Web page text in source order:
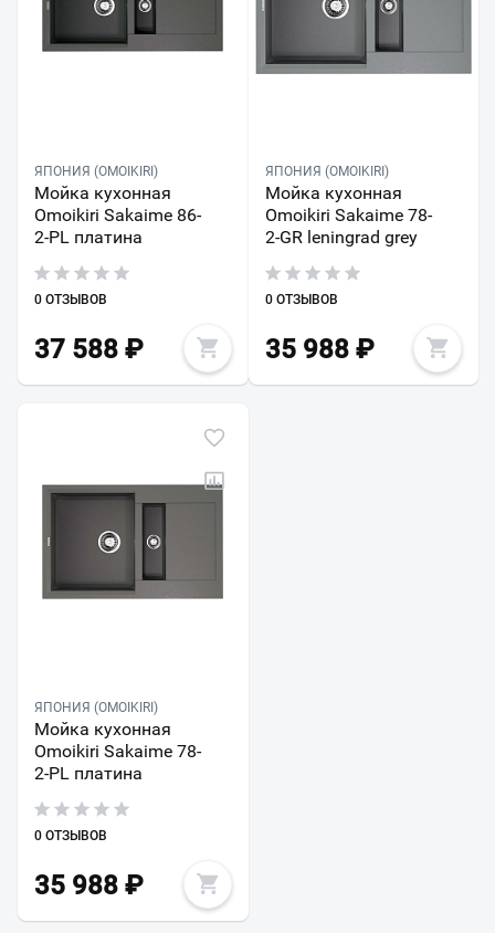
ЯПОНИЯ (OMOIKIRI)
Мойка кухонная
Omoikiri Sakaime 86-
2-PL платина
0 ОТЗЫВОВ
37 588 ₽
ЯПОНИЯ (OMOIKIRI)
Мойка кухонная
Omoikiri Sakaime 78-
2-GR leningrad grey
0 ОТЗЫВОВ
35 988₽
ЯПОНИЯ (OMOIKIRI)
Мойка кухонная
Omoikiri Sakaime 78-
2-PL платина
0 ОТЗЫВОВ
35 988 ₽